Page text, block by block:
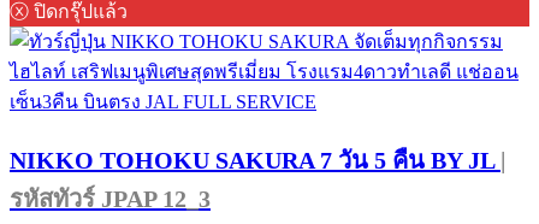
ⓧ ปิดกรุ๊ปแล้ว
NIKKO TOHOKU SAKURA 7 วัน 5 คืน BY JL |
รหัสทัวร์ JPAP 12_3